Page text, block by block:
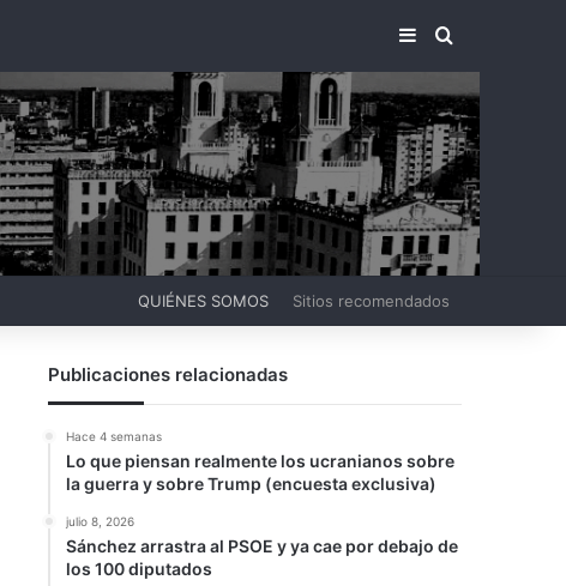
BARRA LATERAL
BUSCAR
QUIÉNES SOMOS Sitios recomendados
Publicaciones relacionadas
Hace 4 semanas
Lo que piensan realmente los ucranianos sobre
la guerra y sobre Trump (encuesta exclusiva)
julio 8, 2026
Sánchez arrastra al PSOE y ya cae por debajo de
los 100 diputados